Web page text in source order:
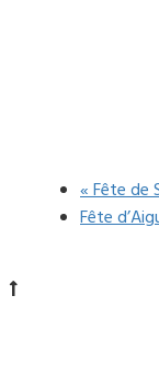
«Fête de
Fête